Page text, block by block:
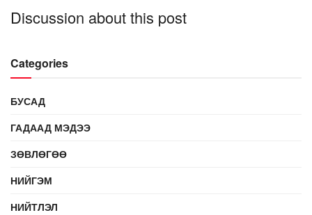
Discussion about this post
Categories
БУСАД
ГАДААД МЭДЭЭ
ЗӨВЛӨГӨӨ
НИЙГЭМ
НИЙТЛЭЛ